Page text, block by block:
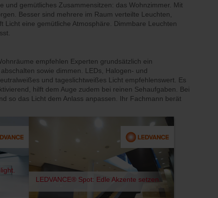
und gemütliches Zusammensitzen: das Wohnzimmer. Mit
Besser sind mehrere im Raum verteilte Leuchten,
Licht eine gemütliche Atmosphäre. Dimmbare Leuchten
empfehlen Experten grundsätzlich ein
sowie dimmen. LEDs, Halogen- und
und tageslichtweißes Licht empfehlenswert. Es
hilft dem Auge zudem bei reinen Sehaufgaben. Bei
so das Licht dem Anlass anpassen. Ihr Fachmann berät
LEDVANCE® Spot: Edle Akzente setzen.